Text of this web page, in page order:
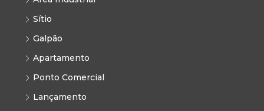
Sítio
Galpão
Apartamento
Ponto Comercial
Lançamento